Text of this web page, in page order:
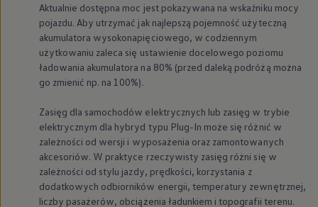
Aktualnie dostępna moc jest pokazywana na wskaźniku mocy
pojazdu. Aby utrzymać jak najlepszą pojemność użyteczną
akumulatora wysokonapięciowego, w codziennym
użytkowaniu zaleca się ustawienie docelowego poziomu
ładowania akumulatora na 80% (przed daleką podróżą można
go zmienić np. na 100%).
Zasięg dla samochodów elektrycznych lub zasięg w trybie
elektrycznym dla hybryd typu Plug-In może się różnić w
zależności od wersji i wyposażenia oraz zamontowanych
akcesoriów. W praktyce rzeczywisty zasięg różni się w
zależności od stylu jazdy, prędkości, korzystania z
dodatkowych odbiorników energii, temperatury zewnętrznej,
liczby pasażerów, obciążenia ładunkiem i topografii terenu.